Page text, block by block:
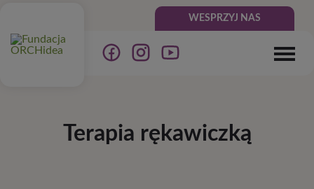
WESPRZYJ NAS
Terapia rękawiczką